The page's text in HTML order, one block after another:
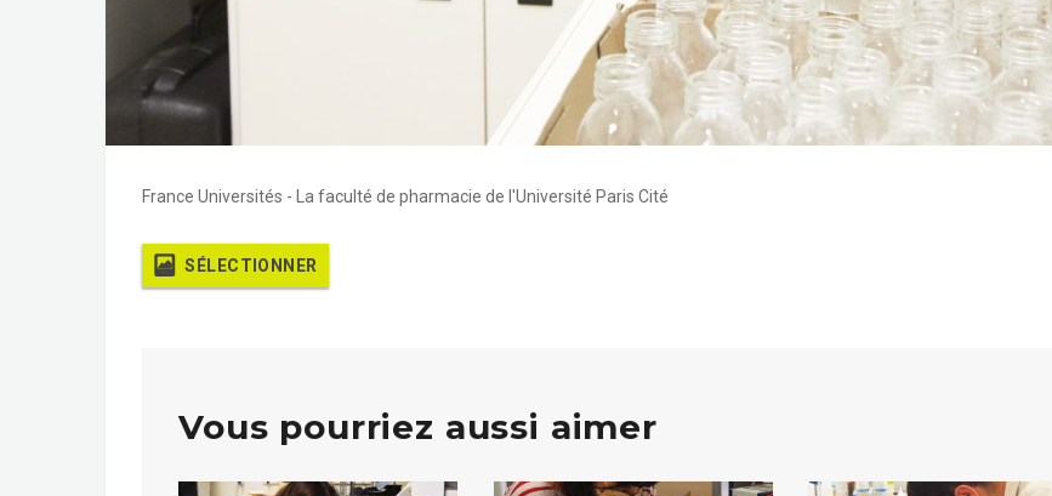
France Universités - La faculté de pharmacie de l'Université Paris Cité
SÉLECTIONNER
Vous pourriez aussi aimer